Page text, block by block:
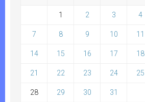
1 2 3 4
7 8 9 10 11
14 15 16 17 18
21 22 23 24 25
28 29 30 31